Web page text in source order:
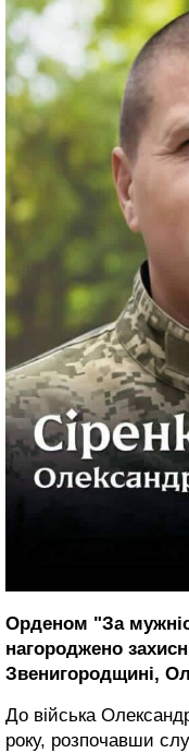
Орденом "За
нагороджено
Звенигородщині,
До війська
року, розпочавши